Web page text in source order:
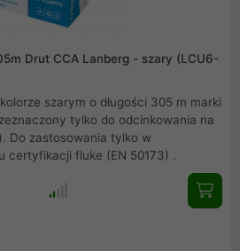
Drut CCA Lanberg - szary (LCU6-
szarym o długości 305 m marki
tylko do odcinkowania na
Do zastosowania tylko w
instalacjach bez wymogu certyfikacji fluke (EN 50173) .